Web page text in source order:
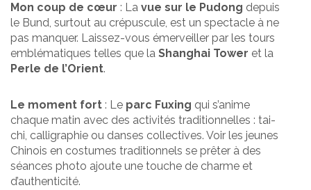
Mon coup de cœur : La vue sur le Pudong depuis
le Bund, surtout au crépuscule, est un spectacle à ne
pas manquer. Laissez-vous émerveiller par les tours
emblématiques telles que la Shanghai Tower et la
Perle de l’Orient.
Le moment fort : Le parc Fuxing qui s’anime
chaque matin avec des activités traditionnelles : tai-
chi, calligraphie ou danses collectives. Voir les jeunes
Chinois en costumes traditionnels se prêter à des
séances photo ajoute une touche de charme et
d’authenticité.